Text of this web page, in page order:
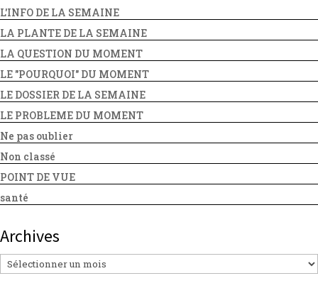
L'INFO DE LA SEMAINE
LA PLANTE DE LA SEMAINE
LA QUESTION DU MOMENT
LE "POURQUOI" DU MOMENT
LE DOSSIER DE LA SEMAINE
LE PROBLEME DU MOMENT
Ne pas oublier
Non classé
POINT DE VUE
santé
Archives
Archives